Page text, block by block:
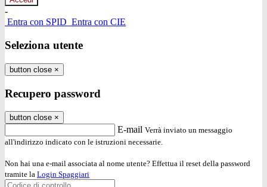
-
Entra con SPID Entra con CIE
Seleziona utente
button close ×
Recupero password
button close ×
E-mail Verrà inviato un messaggio
all'indirizzo indicato con le istruzioni necessarie.
Non hai una e-mail associata al nome utente? Effettua il reset della password
tramite la Login Spaggiari